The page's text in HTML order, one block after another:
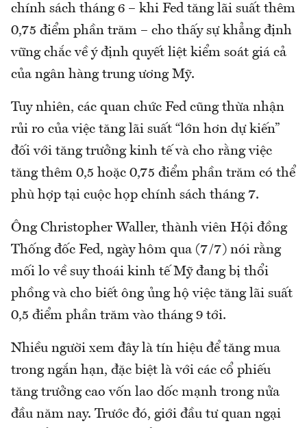
chính sách tháng 6 – khi Fed tăng lãi suất thêm
0,75 điểm phần trăm – cho thấy sự khẳng định
vững chắc về ý định quyết liệt kiểm soát giá cả
của ngân hàng trung ương Mỹ.
Tuy nhiên, các quan chức Fed cũng thừa nhận
rủi ro của việc tăng lãi suất “lớn hơn dự kiến”
đối với tăng trưởng kinh tế và cho rằng việc
tăng thêm 0,5 hoặc 0,75 điểm phần trăm có thể
phù hợp tại cuộc họp chính sách tháng 7.
Ông Christopher Waller, thành viên Hội đồng
Thống đốc Fed, ngày hôm qua (7/7) nói rằng
mối lo về suy thoái kinh tế Mỹ đang bị thổi
phồng và cho biết ông ủng hộ việc tăng lãi suất
0,5 điểm phần trăm vào tháng 9 tới.
Nhiều người xem đây là tín hiệu để tăng mua
trong ngắn hạn, đặc biệt là với các cổ phiếu
tăng trưởng cao vốn lao dốc mạnh trong nửa
đầu năm nay. Trước đó, giới đầu tư quan ngại